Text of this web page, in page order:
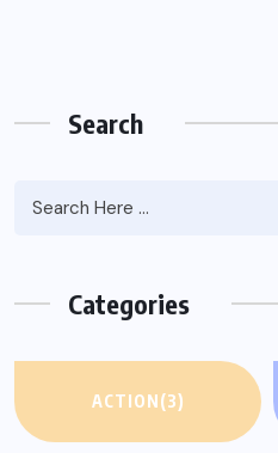
Search
Categories
ACTION(3)